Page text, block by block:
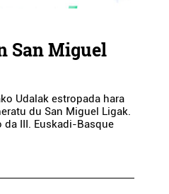
San Miguel
Udalak estropada hara
du San Miguel Ligak.
III. Euskadi-Basque